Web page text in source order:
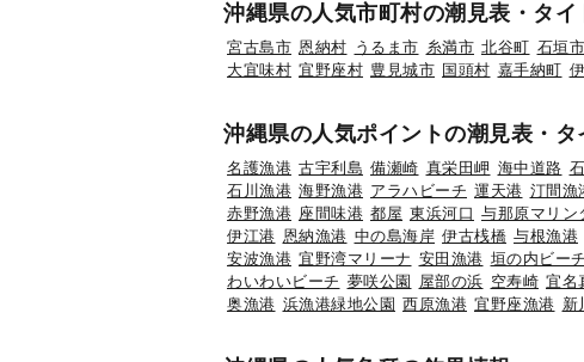
沖縄県の人気市町村の潮見表・タイ
宮古島市 恩納村 うるま市 糸満市 北谷町 石垣市
大宜味村 宜野座村 豊見城市 国頭村 嘉手納町
沖縄県の人気ポイントの潮見表・タ
名護漁港 古宇利島 備瀬崎 真栄田岬 海中道路
石川漁港 海野漁港 アラハビーチ 運天港 汀間漁
赤野漁港 座間味港 都屋 東浜河口 与那原マリン
伊江港 恩納漁港 中の島海岸 伊古桟橋 与根漁港
安波漁港 宜野湾マリーナ 安田漁港 垣の内ビーチ
わいわいビーチ 夢咲公園 屋部の浜 空寿崎 宜名
奥漁港 浜漁港緑地公園 西原漁港 宜野座漁港 新